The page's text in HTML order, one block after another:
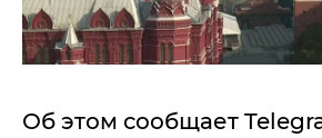
Об этом сообщает